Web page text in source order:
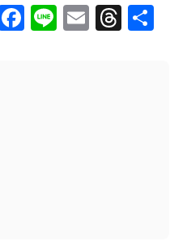
X Facebook
LineEmail